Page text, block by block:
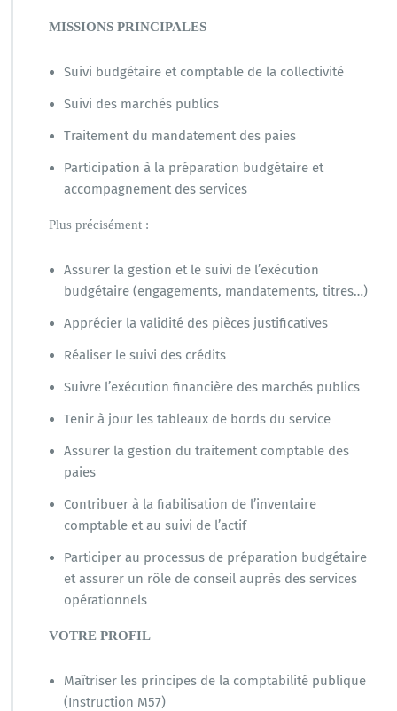
MISSIONS PRINCIPALES
Suivi budgétaire et comptable de la collectivité
Suivi des marchés publics
Traitement du mandatement des paies
Participation à la préparation budgétaire et
accompagnement des services
Plus précisément :
Assurer la gestion et le suivi de l’exécution
budgétaire (engagements, mandatements, titres…)
Apprécier la validité des pièces justificatives
Réaliser le suivi des crédits
Suivre l’exécution financière des marchés publics
Tenir à jour les tableaux de bords du service
Assurer la gestion du traitement comptable des
paies
Contribuer à la fiabilisation de l’inventaire
comptable et au suivi de l’actif
Participer au processus de préparation budgétaire
et assurer un rôle de conseil auprès des services
opérationnels
VOTRE PROFIL
Maîtriser les principes de la comptabilité publique
(Instruction M57)